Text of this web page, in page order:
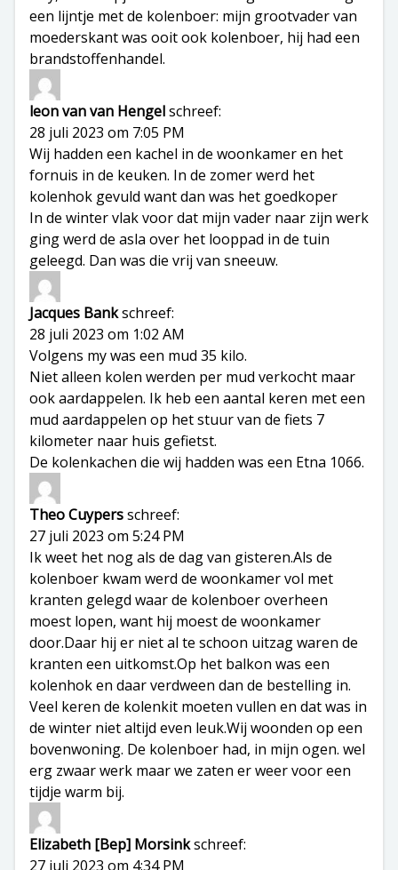
een lijntje met de kolenboer: mijn grootvader van
moederskant was ooit ook kolenboer, hij had een
brandstoffenhandel.
leon van van Hengelschreef:
28 juli 2023 om 7:05 PM
Wij hadden een kachel in de woonkamer en het
fornuis in de keuken. In de zomer werd het
kolenhok gevuld want dan was het goedkoper
In de winter vlak voor dat mijn vader naar zijn werk
ging werd de asla over het looppad in de tuin
geleegd. Dan was die vrij van sneeuw.
Jacques Bankschreef:
28 juli 2023 om 1:02 AM
Volgens my was een mud 35 kilo.
Niet alleen kolen werden per mud verkocht maar
ook aardappelen. Ik heb een aantal keren met een
mud aardappelen op het stuur van de fiets 7
kilometer naar huis gefietst.
De kolenkachen die wij hadden was een Etna 1066.
Theo Cuypersschreef:
27 juli 2023 om 5:24 PM
Ik weet het nog als de dag van gisteren.Als de
kolenboer kwam werd de woonkamer vol met
kranten gelegd waar de kolenboer overheen
moest lopen, want hij moest de woonkamer
door.Daar hij er niet al te schoon uitzag waren de
kranten een uitkomst.Op het balkon was een
kolenhok en daar verdween dan de bestelling in.
Veel keren de kolenkit moeten vullen en dat was in
de winter niet altijd even leuk.Wij woonden op een
bovenwoning. De kolenboer had, in mijn ogen. wel
erg zwaar werk maar we zaten er weer voor een
tijdje warm bij.
Elizabeth [Bep] Morsinkschreef:
27 juli 2023 om 4:34 PM